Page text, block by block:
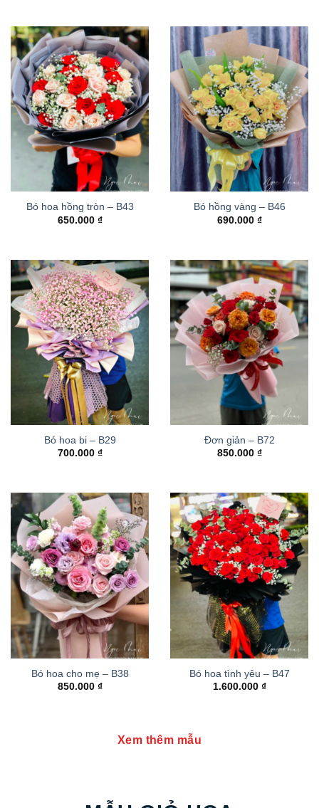
Bó hoa hồng tròn – B43
650.000 ₫
Bó hồng vàng – B46
690.000 ₫
Bó hoa bi – B29
700.000 ₫
Đơn giản – B72
850.000 ₫
Bó hoa cho mẹ – B38
850.000 ₫
Bó hoa tình yêu – B47
1.600.000 ₫
Xem thêm mẫu